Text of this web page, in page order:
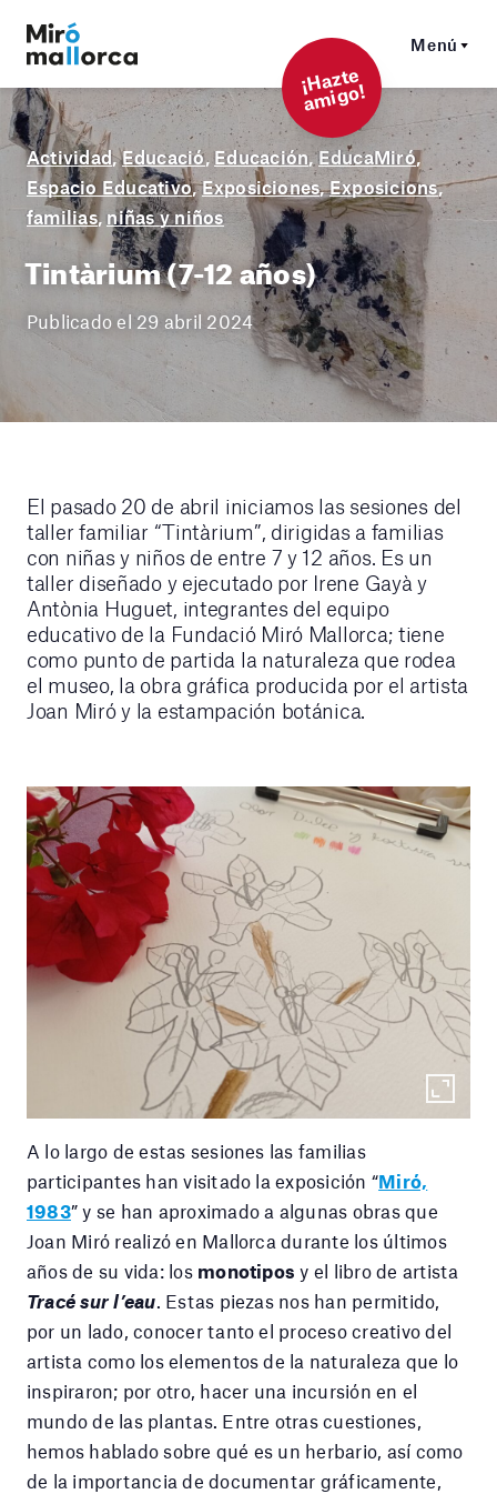
Menú
¡
Hazt
e
a
mi
g
o!
Actividad,Educació,Educación,EducaMiró,
Espacio Educativo,Exposiciones,Exposicions,
familias,niñas y niños
Tintàrium (7-12 años)
Publicado el 29 abril 2024
El pasado 20 de abril iniciamos las sesiones del
taller familiar “Tintàrium”, dirigidas a familias
con niñas y niños de entre 7 y 12 años. Es un
taller diseñado y ejecutado por Irene Gayà y
Antònia Huguet, integrantes del equipo
educativo de la Fundació Miró Mallorca; tiene
como punto de partida la naturaleza que rodea
el museo, la obra gráfica producida por el artista
Joan Miró y la estampación botánica.
A lo largo de estas sesiones las familias
participantes han visitado la exposición “Miró,
1983” y se han aproximado a algunas obras que
Joan Miró realizó en Mallorca durante los últimos
años de su vida: los monotipos y el libro de artista
Tracé sur l’eau. Estas piezas nos han permitido,
por un lado, conocer tanto el proceso creativo del
artista como los elementos de la naturaleza que lo
inspiraron; por otro, hacer una incursión en el
mundo de las plantas. Entre otras cuestiones,
hemos hablado sobre qué es un herbario, así como
de la importancia de documentar gráficamente,